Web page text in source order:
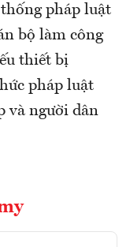
pháp luật
bộ làm công
thiết bị
pháp luật
và người dân